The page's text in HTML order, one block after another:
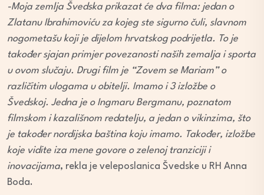
-Moja zemlja Švedska prikazat će dva filma: jedan o
Zlatanu Ibrahimoviću za kojeg ste sigurno čuli, slavnom
nogometašu koji je dijelom hrvatskog podrijetla. To je
također sjajan primjer povezanosti naših zemalja i sporta
u ovom slučaju. Drugi film je “Zovem se Mariam” o
različitim ulogama u obitelji. Imamo i 3 izložbe o
Švedskoj. Jedna je o Ingmaru Bergmanu, poznatom
filmskom i kazališnom redatelju, a jedan o vikinzima, što
je također nordijska baština koju imamo. Također, izložbe
koje vidite iza mene govore o zelenoj tranziciji i
inovacijama, rekla je veleposlanica Švedske u RH Anna
Boda.